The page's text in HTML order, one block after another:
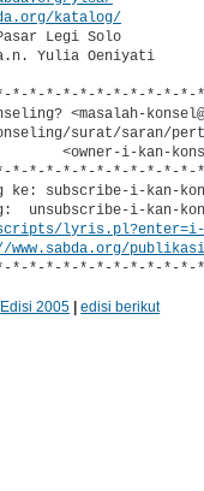
katalog/
Legi Solo
Yulia Oeniyati
*-*-*-*-*-*-*-*-*-*-*-
<masalah-
surat/saran/
<owner-i-kan-
*-*-*-*-*-*-*-*-*-*-*-
ke: subscribe-i-kan-
unsubscribe-i-kan-
lyris.pl?enter=i-
*-*-*-*-*-*-*-*-*-*-*-
Edisi 2005 |edisi berikut